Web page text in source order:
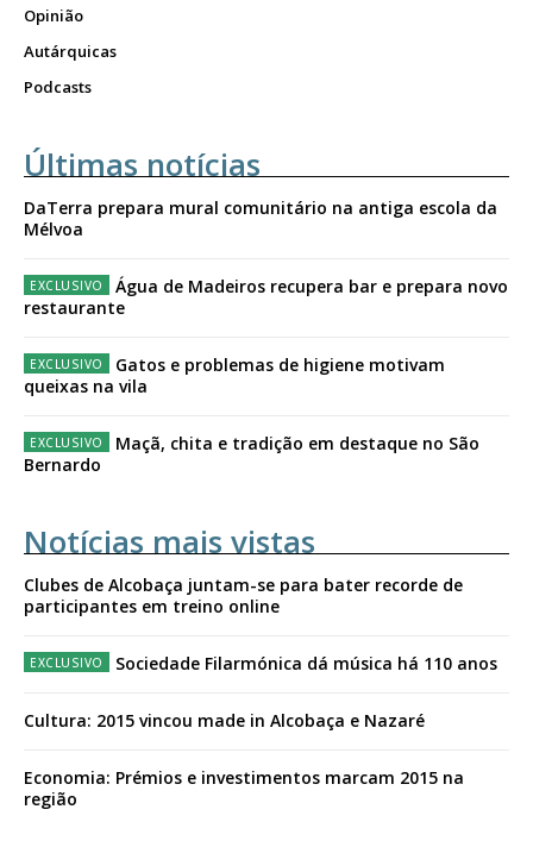
Opinião
Autárquicas
Podcasts
Últimas notícias
DaTerra prepara mural comunitário na antiga escola da
Mélvoa
Água de Madeiros recupera bar e prepara novo
restaurante
Gatos e problemas de higiene motivam
queixas na vila
Maçã, chita e tradição em destaque no São
Bernardo
Notícias mais vistas
Clubes de Alcobaça juntam-se para bater recorde de
participantes em treino online
Sociedade Filarmónica dá música há 110 anos
Cultura: 2015 vincou made in Alcobaça e Nazaré
Economia: Prémios e investimentos marcam 2015 na
região